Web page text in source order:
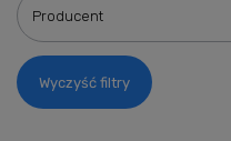
Producent
Wyczyść filtry